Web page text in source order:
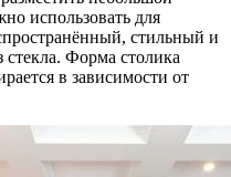
использовать для
стильный и
Форма столика
в зависимости от